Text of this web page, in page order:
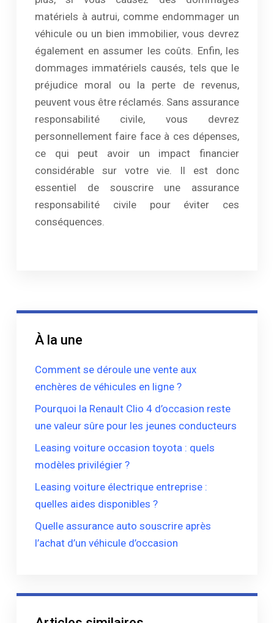
matériels à autrui, comme endommager un
véhicule ou un bien immobilier, vous devrez
également en assumer les coûts. Enfin, les
dommages immatériels causés, tels que le
préjudice moral ou la perte de revenus,
peuvent vous être réclamés. Sans assurance
responsabilité civile, vous devrez
personnellement faire face à ces dépenses,
ce qui peut avoir un impact financier
considérable sur votre vie. Il est donc
essentiel de souscrire une assurance
responsabilité civile pour éviter ces
conséquences.
À la une
Comment se déroule une vente aux
enchères de véhicules en ligne ?
Pourquoi la Renault Clio 4 d’occasion reste
une valeur sûre pour les jeunes conducteurs
Leasing voiture occasion toyota : quels
modèles privilégier ?
Leasing voiture électrique entreprise :
quelles aides disponibles ?
Quelle assurance auto souscrire après
l’achat d’un véhicule d’occasion